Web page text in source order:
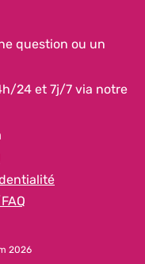
question ou un
24 et 7j/7 via notre
2026